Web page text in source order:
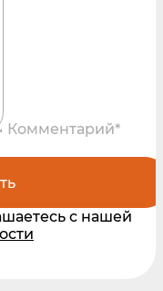
Комментарий*
с нашей